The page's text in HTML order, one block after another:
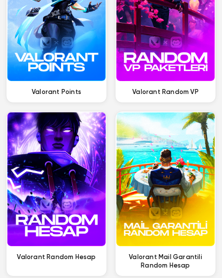
Valorant Points Valorant Random VP
Valorant Random Hesap
Valorant Mail Garantili
Random Hesap